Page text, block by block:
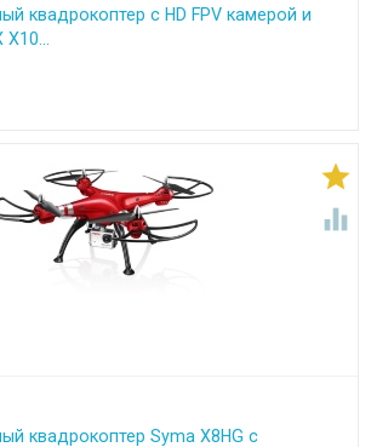
квадрокоптер с HD FPV камерой и


квадрокоптер Syma X8HG с